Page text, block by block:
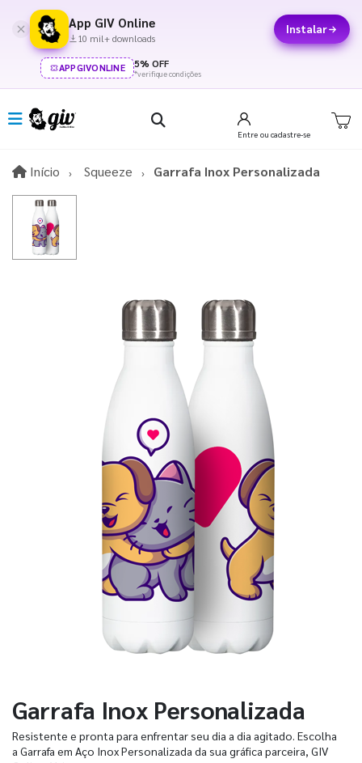
App GIV Online
10 mil+ downloads
Instalar
APPGIVONLINE 5% OFF
*verifique condições
Entre ou cadastre-se
Início InícioSqueeze Garrafa Inox Personalizada
Garrafa Inox Personalizada
Resistente e pronta para enfrentar seu dia a dia agitado. Escolha
a Garrafa em Aço Inox Personalizada da sua gráfica parceira, GIV